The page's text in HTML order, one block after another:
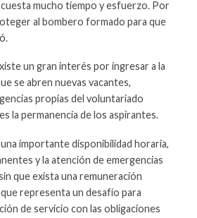
mucho tiempo y esfuerzo. Por
al bombero formado para que
un gran interés por ingresar a la
se abren nuevas vacantes,
propias del voluntariado
la permanencia de los aspirantes.
importante disponibilidad horaria,
y la atención de emergencias
que exista una remuneración
representa un desafío para
de servicio con las obligaciones